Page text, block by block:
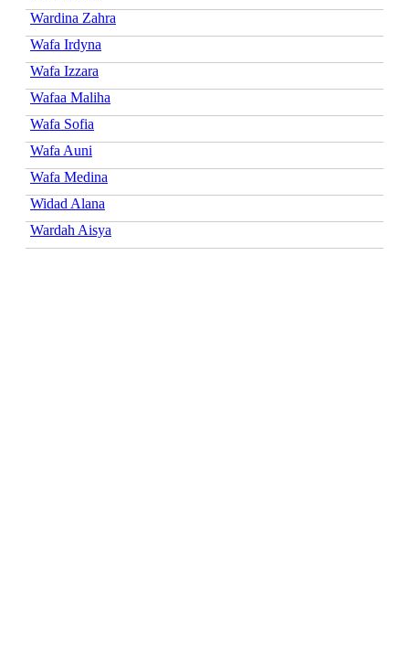
Wardina Zahra
Wafa Irdyna
Wafa Izzara
Wafaa Maliha
Wafa Sofia
Wafa Auni
Wafa Medina
Widad Alana
Wardah Aisya